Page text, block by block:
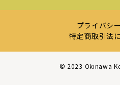
プライバシ
特定商取引法
©︎ 2023 Okinawa